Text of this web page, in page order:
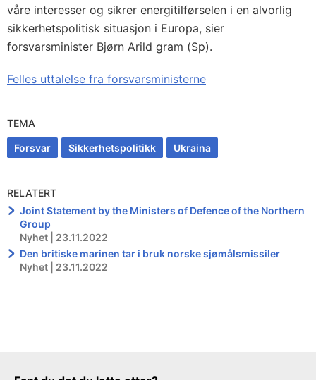
våre interesser og sikrer energitilførselen i en alvorlig
sikkerhetspolitisk situasjon i Europa, sier
forsvarsminister Bjørn Arild gram (Sp).
Felles uttalelse fra forsvarsministerne
TEMA
Forsvar Sikkerhetspolitikk Ukraina
RELATERT
Joint Statement by the Ministers of Defence of the Northern
Group
Nyhet | 23.11.2022
Den britiske marinen tar i bruk norske sjømålsmissiler
Nyhet | 23.11.2022